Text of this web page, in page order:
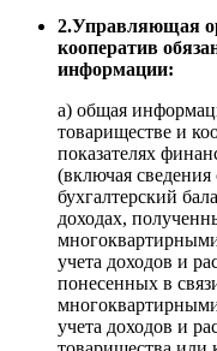
2.Управляющая
кооператив
информации:
а) общая
товариществе и
показателях
(включая сведения
бухгалтерский
доходах,
учета доходов и
понесенных в
учета доходов и